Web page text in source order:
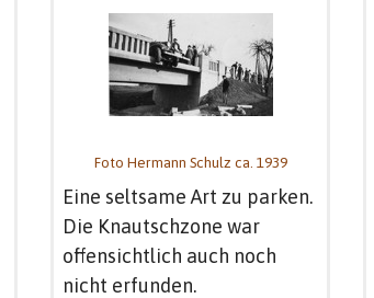
Foto Hermann Schulz ca. 1939
Eine seltsame Art zu parken.
Die Knautschzone war
offensichtlich auch noch
nicht erfunden.